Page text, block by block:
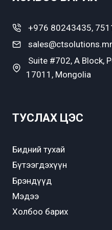
+976 80243435,
Suite #702, A Block,
17011, Mongolia
ТУСЛАХ ЦЭС
Бидний тухай
Бүтээгдэхүүн
Брэндүүд
Мэдээ
Холбоо барих